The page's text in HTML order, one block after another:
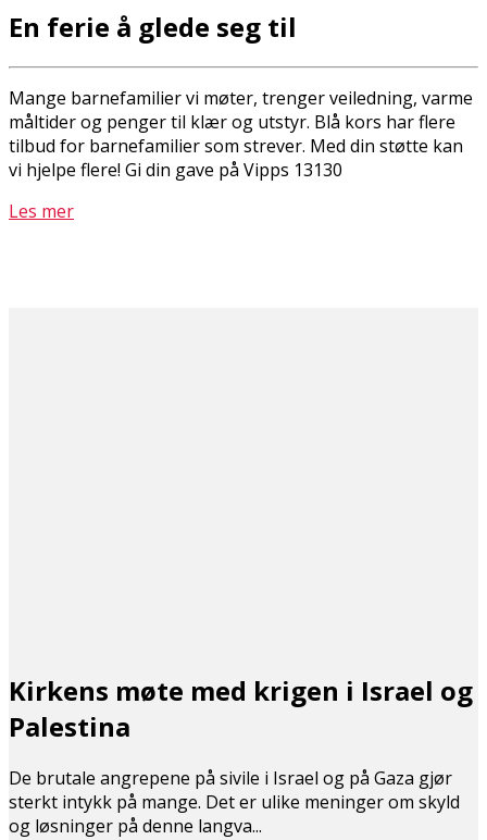
En ferie å glede seg til
Mange barnefamilier vi møter, trenger veiledning, varme
måltider og penger til klær og utstyr. Blå kors har flere
tilbud for barnefamilier som strever. Med din støtte kan
vi hjelpe flere! Gi din gave på Vipps 13130
Les mer
Kirkens møte med krigen i Israel og
Palestina
De brutale angrepene på sivile i Israel og på Gaza gjør
sterkt intykk på mange. Det er ulike meninger om skyld
og løsninger på denne langva...